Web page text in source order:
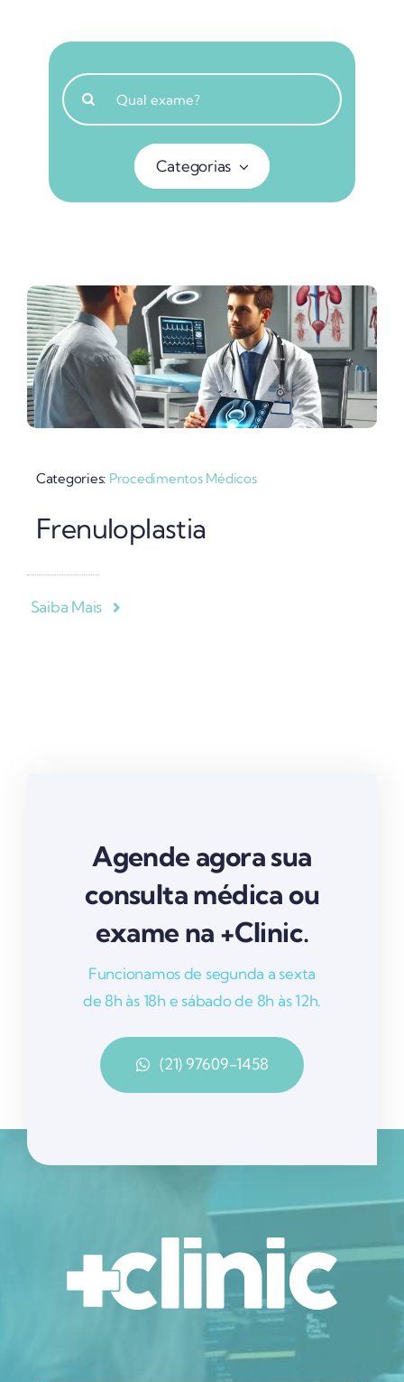
Buscar
resultados
Categorias
Categories: Procedimentos Médicos
Frenuloplastia
Saiba Mais
Agende agora sua
consulta médica ou
exame na +Clinic.
Funcionamos de segunda a sexta
de 8h às 18h e sábado de 8h às 12h.
(21) 97609-1458